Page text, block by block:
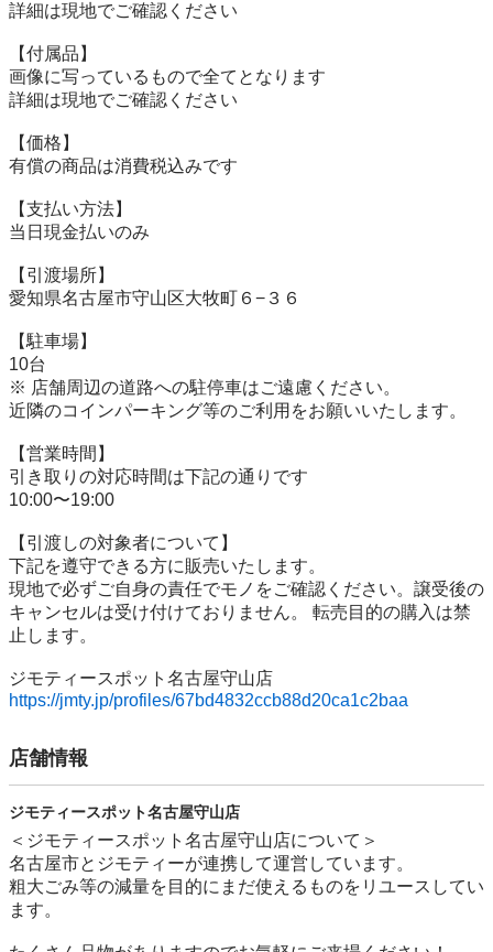
詳細は現地でご確認ください
【付属品】
画像に写っているもので全てとなります
詳細は現地でご確認ください
【価格】
有償の商品は消費税込みです
【⽀払い⽅法】
当⽇現⾦払いのみ
【引渡場所】
愛知県名古屋市守山区大牧町６−３６
【駐⾞場】
10台
※ 店舗周辺の道路への駐停車はご遠慮ください。
近隣のコインパーキング等のご利用をお願いいたします。
【営業時間】
引き取りの対応時間は下記の通りです
10:00〜19:00
【引渡しの対象者について】
下記を遵守できる⽅に販売いたします。
現地で必ずご⾃⾝の責任でモノをご確認ください。譲受後の
キャンセルは受け付けておりません。 転売⽬的の購⼊は禁
⽌します。
https://jmty.jp/profiles/67bd4832ccb88d20ca1c2baa
店舗情報
ジモティースポット名古屋守山店
＜ジモティースポット名古屋守山店について＞
名古屋市とジモティーが連携して運営しています。
粗⼤ごみ等の減量を⽬的にまだ使えるものをリユースしてい
ます。